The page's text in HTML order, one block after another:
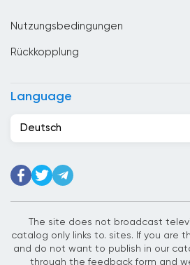
Dominikanische Republik
Dschibuti
Elfenbeinkuste
Ethiopia
Finnland
Nutzungsbedingungen
Rückkopplung
Language
Deutsch
The site does not broadcast
catalog only links to. sites. If you are
and do not want to publish in our
through the feedback form and